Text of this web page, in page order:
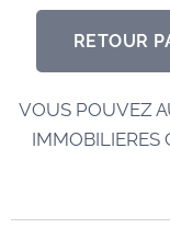
RETOUR
VOUS POUVEZ
IMMOBILIERES